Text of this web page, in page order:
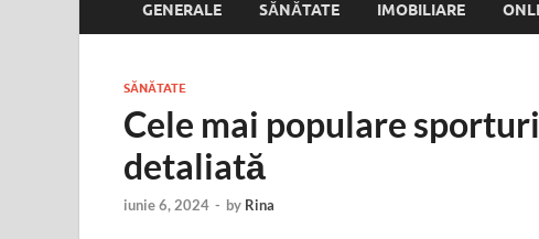
GENERALE SĂNĂTATE IMOBILIARE
SĂNĂTATE
Cele mai populare
detaliată
iunie 6, 2024 - by Rina